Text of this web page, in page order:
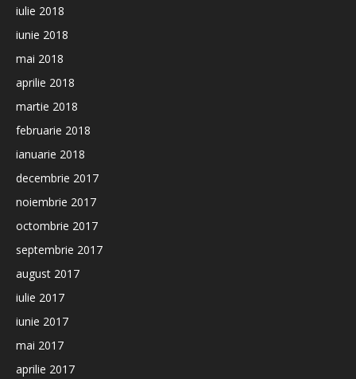
iulie 2018
iunie 2018
mai 2018
aprilie 2018
martie 2018
februarie 2018
ianuarie 2018
decembrie 2017
noiembrie 2017
octombrie 2017
septembrie 2017
august 2017
iulie 2017
iunie 2017
mai 2017
aprilie 2017